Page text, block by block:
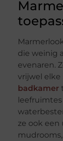
die weinig
evenaren.
vrijwel elke
badkamer
leefruimtes
ze ook